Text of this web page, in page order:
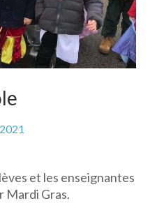
et les enseignantes
Mardi Gras.